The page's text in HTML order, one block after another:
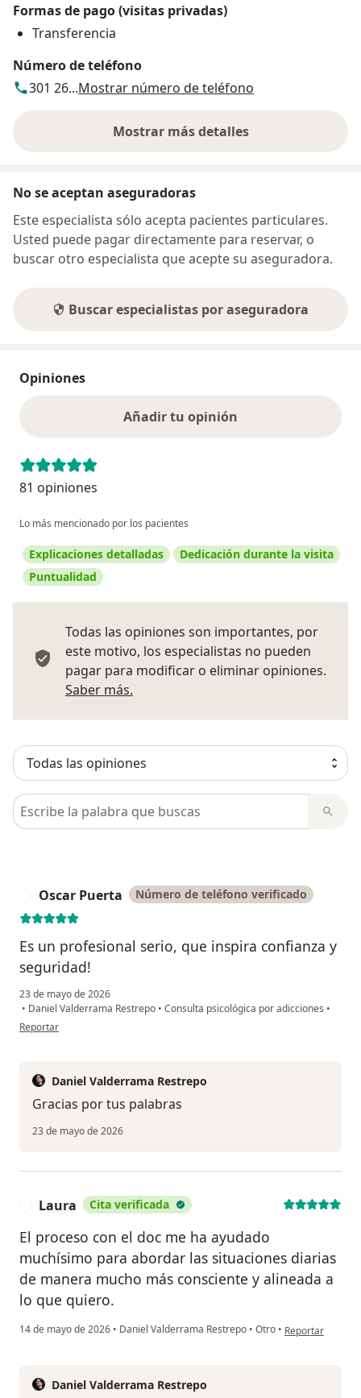
Formas de pago (visitas privadas)
Transferencia
Número de teléfono
301 26...Mostrar número de teléfono
Mostrar más detalles
sobre la dirección
No se aceptan aseguradoras
Este especialista sólo acepta pacientes particulares.
Usted puede pagar directamente para reservar, o
buscar otro especialista que acepte su aseguradora.
Buscar especialistas por aseguradora
Opiniones
Añadir tu opinión
81 opiniones
Lo más mencionado por los pacientes
Explicaciones detalladas
Dedicación durante la visita
Puntualidad
Todas las opiniones son importantes, por
este motivo, los especialistas no pueden
pagar para modificar o eliminar opiniones.
Saber más.
Busca en opiniones
Oscar Puerta Número de teléfono verificado
Es un profesional serio, que inspira confianza y
seguridad!
23 de mayo de 2026
• Daniel Valderrama Restrepo • Consulta psicológica por adicciones •
en opinión del usuario Oscar Puerta
Reportar
Daniel Valderrama Restrepo
Gracias por tus palabras
23 de mayo de 2026
Laura Cita verificada
El proceso con el doc me ha ayudado
muchísimo para abordar las situaciones diarias
de manera mucho más consciente y alineada a
lo que quiero.
14 de mayo de 2026 • Daniel Valderrama Restrepo • Otro • en opinión del
Reportar
Daniel Valderrama Restrepo